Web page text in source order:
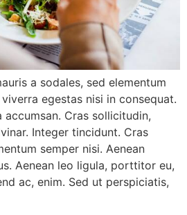
a sodales, sed elementum
egestas nisi in consequat.
accumsan. Cras sollicitudin,
Integer tincidunt. Cras
semper nisi. Aenean
Aenean leo ligula, porttitor eu,
ac, enim. Sed ut perspiciatis,